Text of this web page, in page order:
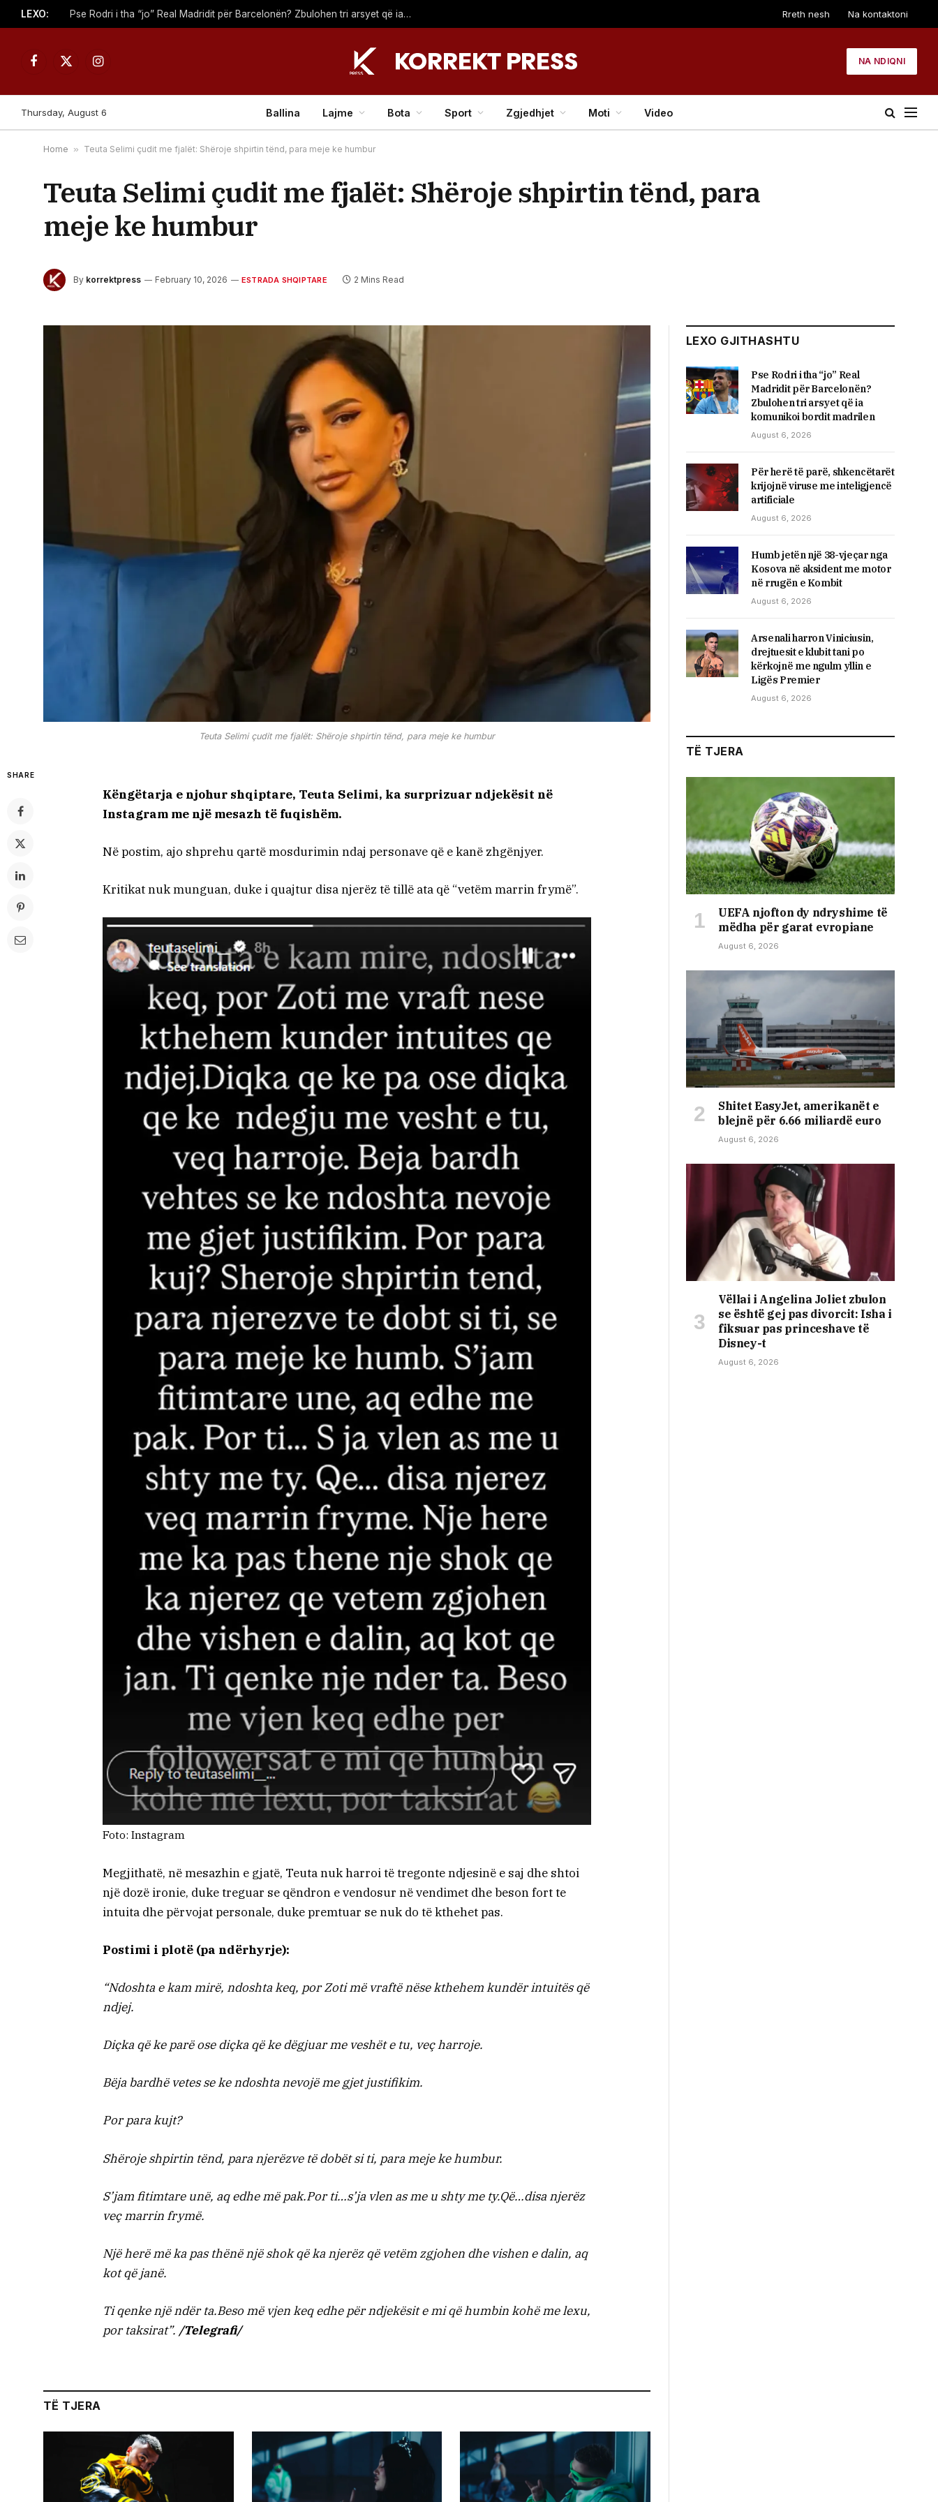
LEXO: Pse Rodri i tha “jo” Real Madridit për Barcelonën? Zbulohen tri arsyet që ia komunikoi bordit madrilen Rreth nesh Na kontaktoni
Facebook
X
Instagram
NA NDIQNI
Thursday, August 6 Ballina Lajme Bota Sport Zgjedhjet Moti Video
Home » Teuta Selimi çudit me fjalët: Shëroje shpirtin tënd, para meje ke humbur
Teuta Selimi çudit me fjalët: Shëroje shpirtin tënd, para
meje ke humbur
By korrektpress February 10, 2026 ESTRADA SHQIPTARE 2 Mins Read
Teuta Selimi çudit me fjalët: Shëroje shpirtin tënd, para meje ke humbur
SHARE
Këngëtarja e njohur shqiptare, Teuta Selimi, ka surprizuar ndjekësit në
Instagram me një mesazh të fuqishëm.
Në postim, ajo shprehu qartë mosdurimin ndaj personave që e kanë zhgënjyer.
Kritikat nuk munguan, duke i quajtur disa njerëz të tillë ata që “vetëm marrin frymë”.
Foto: Instagram
Megjithatë, në mesazhin e gjatë, Teuta nuk harroi të tregonte ndjesinë e saj dhe shtoi
një dozë ironie, duke treguar se qëndron e vendosur në vendimet dhe beson fort te
intuita dhe përvojat personale, duke premtuar se nuk do të kthehet pas.
Postimi i plotë (pa ndërhyrje):
“Ndoshta e kam mirë, ndoshta keq, por Zoti më vraftë nëse kthehem kundër intuitës që
ndjej.
Diçka që ke parë ose diçka që ke dëgjuar me veshët e tu, veç harroje.
Bëja bardhë vetes se ke ndoshta nevojë me gjet justifikim.
Por para kujt?
Shëroje shpirtin tënd, para njerëzve të dobët si ti, para meje ke humbur.
S’jam fitimtare unë, aq edhe më pak.Por ti…s’ja vlen as me u shty me ty.Që…disa njerëz
veç marrin frymë.
Një herë më ka pas thënë një shok që ka njerëz që vetëm zgjohen dhe vishen e dalin, aq
kot që janë.
Ti qenke një ndër ta.Beso më vjen keq edhe për ndjekësit e mi që humbin kohë me lexu,
por taksirat”. /Telegrafi/
TË TJERA
LEXO GJITHASHTU
Pse Rodri i tha “jo” Real
Madridit për Barcelonën?
Zbulohen tri arsyet që ia
komunikoi bordit madrilen
August 6, 2026
Për herë të parë, shkencëtarët
krijojnë viruse me inteligjencë
artificiale
August 6, 2026
Humb jetën një 38-vjeçar nga
Kosova në aksident me motor
në rrugën e Kombit
August 6, 2026
Arsenali harron Viniciusin,
drejtuesit e klubit tani po
kërkojnë me ngulm yllin e
Ligës Premier
August 6, 2026
TË TJERA
UEFA njofton dy ndryshime të
mëdha për garat evropiane
August 6, 2026
Shitet EasyJet, amerikanët e
blejnë për 6.66 miliardë euro
August 6, 2026
Vëllai i Angelina Joliet zbulon
se është gej pas divorcit: Isha i
fiksuar pas princeshave të
Disney-t
August 6, 2026